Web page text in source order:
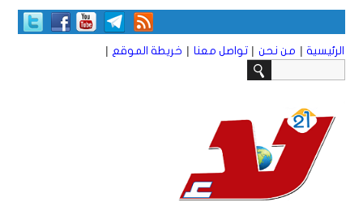
الرئيسية | من نحن | تواصل معنا | خريطة الموقع |